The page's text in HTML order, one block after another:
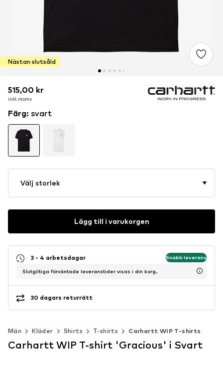
Nästan slutsåld
515,00 kr
inkl. moms
515,00 kr
inkl. moms
Färg: svart
Välj storlek
Lägg till i varukorgen
3 - 4 arbetsdagar Snabb leverans
Slutgiltiga förväntade leveranstider visas i din korg.
30 dagars returrätt
Män Kläder Shirts T-shirts Carhartt WIP T-shirts
Carhartt WIP T-shirt 'Gracious' i Svart